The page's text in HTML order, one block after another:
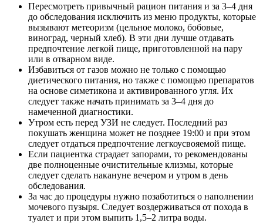
Пересмотреть привычный рацион питания и за 3–4 дня
до обследования исключить из меню продукты, которые
вызывают метеоризм (цельное молоко, бобовые,
виноград, черный хлеб). В эти дни лучше отдавать
предпочтение легкой пище, приготовленной на пару
или в отварном виде.
Избавиться от газов можно не только с помощью
диетического питания, но также с помощью препаратов
на основе симетикона и активированного угля. Их
следует также начать принимать за 3–4 дня до
намеченной диагностики.
Утром есть перед УЗИ не следует. Последний раз
покушать женщина может не позднее 19:00 и при этом
следует отдаться предпочтение легкоусвояемой пище.
Если пациентка страдает запорами, то рекомендованы
две полноценные очистительные клизмы, которые
следует сделать накануне вечером и утром в день
обследования.
За час до процедуры нужно позаботиться о наполнении
мочевого пузыря. Следует воздерживаться от похода в
туалет и при этом выпить 1,5–2 литра воды.